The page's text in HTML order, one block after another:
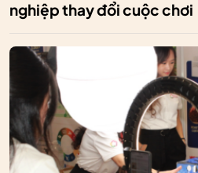
nghiệp thay đổi cuộc chơi